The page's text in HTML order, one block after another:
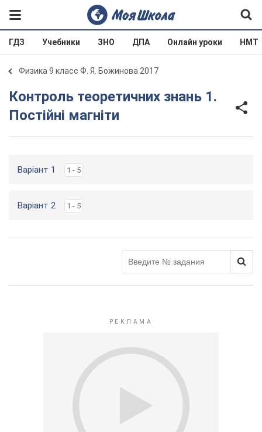
ГДЗ Учебники ЗНО ДПА Онлайн уроки НМТ
Физика 9 класс Ф. Я. Божинова 2017
Контроль теоретичних знань 1.
Постійні магніти
Варіант 1 1 - 5
Варіант 2 1 - 5